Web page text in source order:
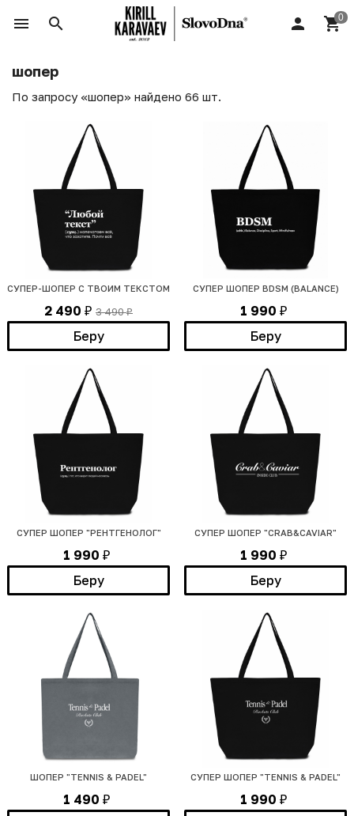
шопер
По запросу «шопер» найдено 66 шт.
СУПЕР-ШОПЕР С ТВОИМ ТЕКСТОМ
2 490 ₽ 3 490₽
Беру
СУПЕР ШОПЕР BDSM (BALANCE)
1 990 ₽
Беру
СУПЕР ШОПЕР "РЕНТГЕНОЛОГ"
1 990 ₽
Беру
СУПЕР ШОПЕР "CRAB&CAVIAR"
1 990 ₽
Беру
ШОПЕР "TENNIS & PADEL"
1 490 ₽
СУПЕР ШОПЕР "TENNIS & PADEL"
1 990 ₽